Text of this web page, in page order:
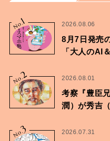
No.
1 2026.08.06
8月7日発売
「大人のAI
No.2 2026.08.01
考察『豊臣
潤）が秀吉
No.3 2026.07.31